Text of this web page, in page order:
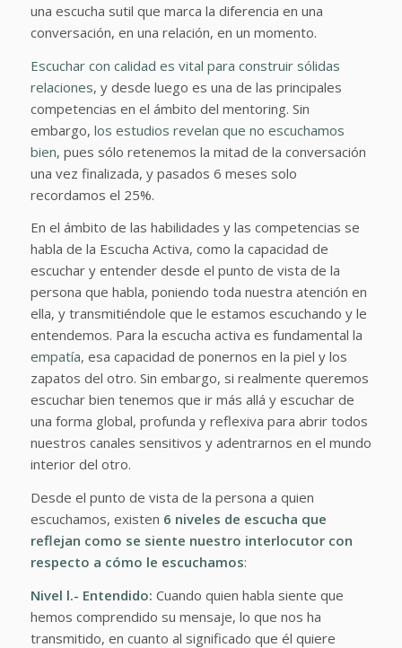
una escucha sutil que marca la diferencia en una
conversación, en una relación, en un momento.
Escuchar con calidad es vital para construir sólidas
relaciones, y desde luego es una de las principales
competencias en el ámbito del mentoring. Sin
embargo, los estudios revelan que no escuchamos
bien, pues sólo retenemos la mitad de la conversación
una vez finalizada, y pasados 6 meses solo
recordamos el 25%.
En el ámbito de las habilidades y las competencias se
habla de la Escucha Activa, como la capacidad de
escuchar y entender desde el punto de vista de la
persona que habla, poniendo toda nuestra atención en
ella, y transmitiéndole que le estamos escuchando y le
entendemos. Para la escucha activa es fundamental la
empatía, esa capacidad de ponernos en la piel y los
zapatos del otro. Sin embargo, si realmente queremos
escuchar bien tenemos que ir más allá y escuchar de
una forma global, profunda y reflexiva para abrir todos
nuestros canales sensitivos y adentrarnos en el mundo
interior del otro.
Desde el punto de vista de la persona a quien
escuchamos, existen 6 niveles de escucha que
reflejan como se siente nuestro interlocutor con
respecto a cómo le escuchamos:
Nivel l.- Entendido: Cuando quien habla siente que
hemos comprendido su mensaje, lo que nos ha
transmitido, en cuanto al significado que él quiere